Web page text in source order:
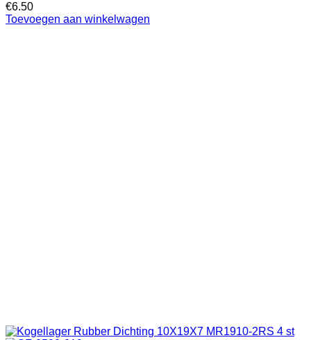
€6.50
Toevoegen aan winkelwagen